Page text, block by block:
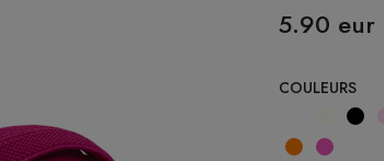
5.90 eur
COULEURS